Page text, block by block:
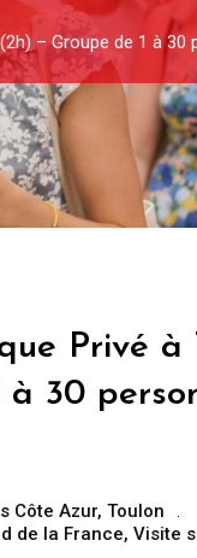
– Groupe de 1 à 30
Privé à
à 30
Côte Azur, Toulon
de la France, Visite